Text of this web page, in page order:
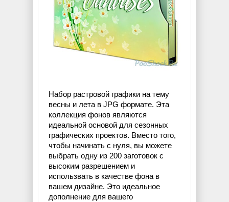
Набор растровой графики на тему
весны и лета в JPG формате. Эта
коллекция фонов являются
идеальной основой для сезонных
графических проектов. Вместо того,
чтобы начинать с нуля, вы можете
выбрать одну из 200 заготовок с
высоким разрешением и
использвать в качестве фона в
вашем дизайне. Это идеальное
дополнение для вашего